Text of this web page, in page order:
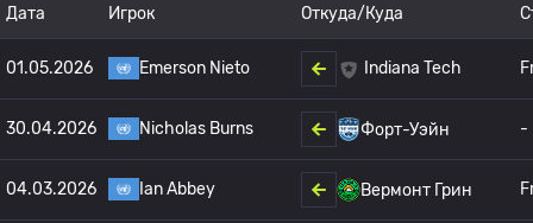
Дата Игрок Откуда/Куда
01.05.2026 Emerson Nieto Indiana Tech
30.04.2026 Nicholas Burns Форт-Уэйн -
04.03.2026 Ian Abbey Вермонт Грин